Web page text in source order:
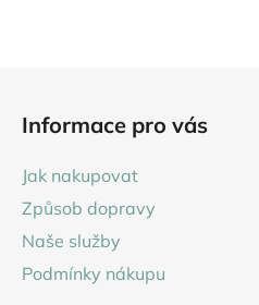
Informace pro vás
Jak nakupovat
Způsob dopravy
Naše služby
Podmínky nákupu